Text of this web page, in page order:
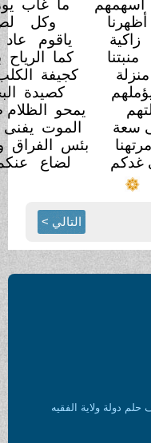
عداء الغربوالتتر
غدا حقا بمؤتمر
كفاكم ذلة
القصر
بأصل النبت والشجر
عند اللحد
بالحفر
عند الصائد الحذر
ضياء الشمسوالقمر
صنوف العيش والثمر
ولا منجى من السفر
رقاد العين بالسهر